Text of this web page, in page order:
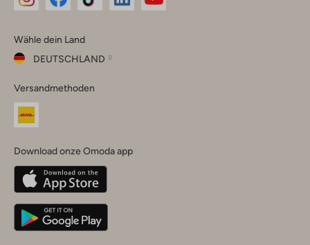
Instagram
Facebook
TikTok
Wähle dein Land
DEUTSCHLAND
dein
Land
Belgique(Français)
Deutschland
Versandmethoden
Download onze Omoda app